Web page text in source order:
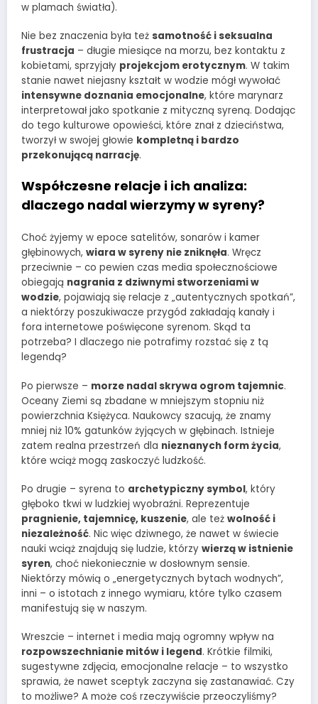
w plamach światła).
Nie bez znaczenia była też samotność i seksualna
frustracja – długie miesiące na morzu, bez kontaktu z
kobietami, sprzyjały projekcjom erotycznym. W takim
stanie nawet niejasny kształt w wodzie mógł wywołać
intensywne doznania emocjonalne, które marynarz
interpretował jako spotkanie z mityczną syreną. Dodając
do tego kulturowe opowieści, które znał z dzieciństwa,
tworzył w swojej głowie kompletną i bardzo
przekonującą narrację.
Współczesne relacje i ich analiza:
dlaczego nadal wierzymy w syreny?
Choć żyjemy w epoce satelitów, sonarów i kamer
głębinowych, wiara w syreny nie zniknęła. Wręcz
przeciwnie – co pewien czas media społecznościowe
obiegają nagrania z dziwnymi stworzeniami w
wodzie, pojawiają się relacje z „autentycznych spotkań”,
a niektórzy poszukiwacze przygód zakładają kanały i
fora internetowe poświęcone syrenom. Skąd ta
potrzeba? I dlaczego nie potrafimy rozstać się z tą
legendą?
Po pierwsze – morze nadal skrywa ogrom tajemnic.
Oceany Ziemi są zbadane w mniejszym stopniu niż
powierzchnia Księżyca. Naukowcy szacują, że znamy
mniej niż 10% gatunków żyjących w głębinach. Istnieje
zatem realna przestrzeń dla nieznanych form życia,
które wciąż mogą zaskoczyć ludzkość.
Po drugie – syrena to archetypiczny symbol, który
głęboko tkwi w ludzkiej wyobraźni. Reprezentuje
pragnienie, tajemnicę, kuszenie, ale też wolność i
niezależność. Nic więc dziwnego, że nawet w świecie
nauki wciąż znajdują się ludzie, którzy wierzą w istnienie
syren, choć niekoniecznie w dosłownym sensie.
Niektórzy mówią o „energetycznych bytach wodnych”,
inni – o istotach z innego wymiaru, które tylko czasem
manifestują się w naszym.
Wreszcie – internet i media mają ogromny wpływ na
rozpowszechnianie mitów i legend. Krótkie filmiki,
sugestywne zdjęcia, emocjonalne relacje – to wszystko
sprawia, że nawet sceptyk zaczyna się zastanawiać. Czy
to możliwe? A może coś rzeczywiście przeoczyliśmy?